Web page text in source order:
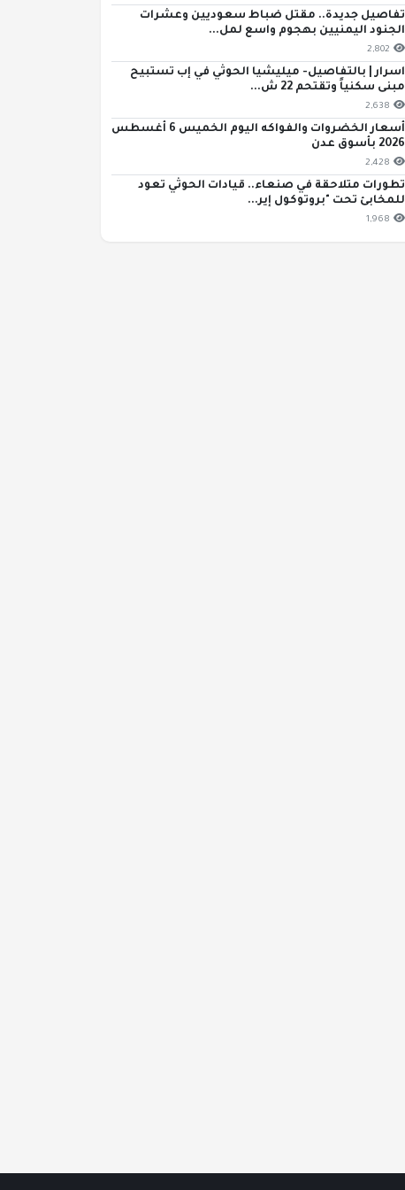
تفاصيل جديدة.. مقتل ضباط سعوديين وعشرات
الجنود اليمنيين بهجوم واسع لمل...
2,802
اسرار | بالتفاصيل- ميليشيا الحوثي في إب تستبيح
مبنى سكنياً وتقتحم 22 ش...
2,638
أسعار الخضروات والفواكه اليوم الخميس 6 أغسطس
2026 بأسوق عدن
2,428
تطورات متلاحقة في صنعاء.. قيادات الحوثي تعود
للمخابئ تحت "بروتوكول إير...
1,968